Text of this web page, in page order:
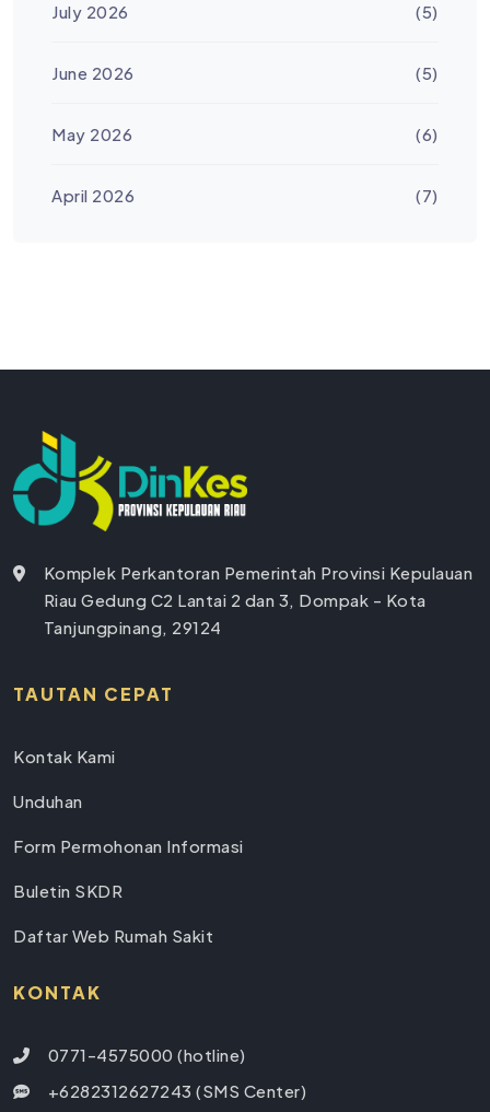
July 2026 (5)
June 2026 (5)
May 2026 (6)
April 2026 (7)
Komplek Perkantoran Pemerintah Provinsi Kepulauan
Riau Gedung C2 Lantai 2 dan 3, Dompak - Kota
Tanjungpinang, 29124
TAUTAN CEPAT
Kontak Kami
Unduhan
Form Permohonan Informasi
Buletin SKDR
Daftar Web Rumah Sakit
KONTAK
0771-4575000 (hotline)
+6282312627243 (SMS Center)